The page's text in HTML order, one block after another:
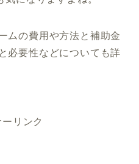
ムの費用や方法と補助金
必要性などについても詳
リンク